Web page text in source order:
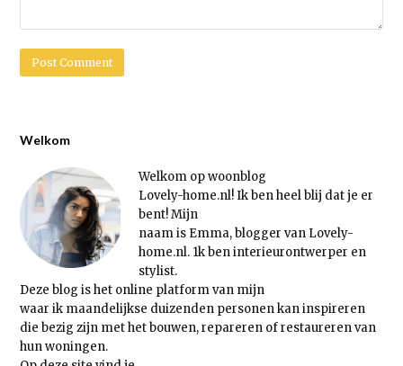
Welkom
Welkom op woonblog
Lovely-home.nl! Ik ben heel blij dat je er
bent! Mijn
naam is Emma, blogger van Lovely-
home.nl. 1k ben interieurontwerper en
stylist.
Deze blog is het online platform van mijn
waar ik maandelijkse duizenden personen kan inspireren
die bezig zijn met het bouwen, repareren of restaureren van
hun woningen.